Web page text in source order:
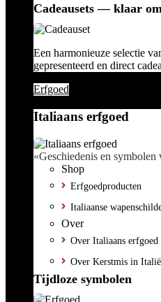
Cadeausets — klaar
Een harmonieuze selectie
gepresenteerd en direct
Erfgoed
Italiaans erfgoed
«Geschiedenis en
Shop
Erfgoedproducten
Italiaanse
Over
Over Italiaans erfgoed
Over Kerstmis in Italië
Tijdloze symbolen